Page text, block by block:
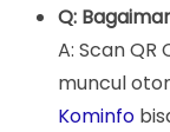
Q:
A: Scan
muncul
Kominfo